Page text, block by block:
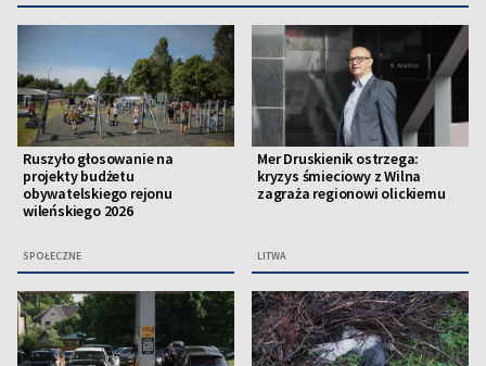
Ruszyło głosowanie na
projekty budżetu
obywatelskiego rejonu
wileńskiego 2026
SPOŁECZNE
Mer Druskienik ostrzega:
kryzys śmieciowy z Wilna
zagraża regionowi olickiemu
LITWA